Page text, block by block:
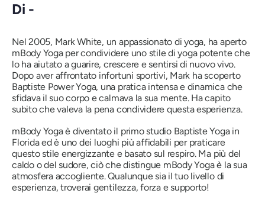
Di -
Nel 2005, Mark White, un appassionato di yoga, ha aperto
mBody Yoga per condividere uno stile di yoga potente che
lo ha aiutato a guarire, crescere e sentirsi di nuovo vivo.
Dopo aver affrontato infortuni sportivi, Mark ha scoperto
Baptiste Power Yoga, una pratica intensa e dinamica che
sfidava il suo corpo e calmava la sua mente. Ha capito
subito che valeva la pena condividere questa esperienza.
mBody Yoga è diventato il primo studio Baptiste Yoga in
Florida ed è uno dei luoghi più affidabili per praticare
questo stile energizzante e basato sul respiro. Ma più del
caldo o del sudore, ciò che distingue mBody Yoga è la sua
atmosfera accogliente. Qualunque sia il tuo livello di
esperienza, troverai gentilezza, forza e supporto!